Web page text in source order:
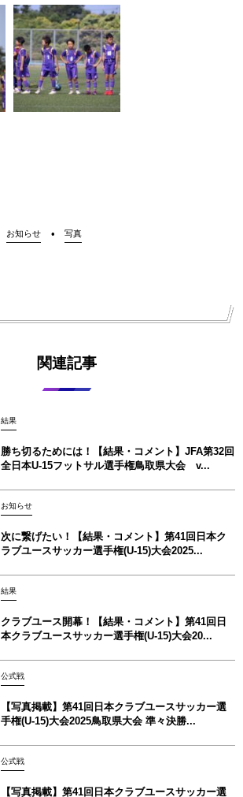
お知らせ 写真
関連記事
結果
勝ち切るためには！【結果・コメント】JFA第32回
全日本U-15フットサル選手権鳥取県大会 v...
お知らせ
次に繋げたい！【結果・コメント】第41回日本ク
ラブユースサッカー選手権(U-15)大会2025...
結果
クラブユース開幕！【結果・コメント】第41回日
本クラブユースサッカー選手権(U-15)大会20...
公式戦
【写真掲載】第41回日本クラブユースサッカー選
手権(U-15)大会2025鳥取県大会 準々決勝...
公式戦
【写真掲載】第41回日本クラブユースサッカー選